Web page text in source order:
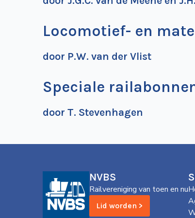
Locomotief- en
door P.W. van der Vlist
Speciale
door T. Stevenhagen
NVBS
Railvereniging van toen en nu
Lid worden >